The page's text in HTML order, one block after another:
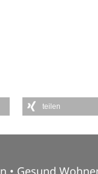
teilen
• Gesund